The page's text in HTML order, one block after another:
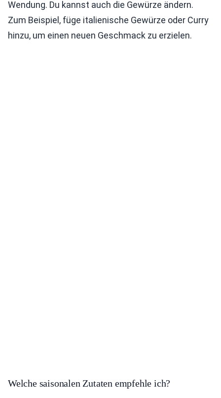
Wendung. Du kannst auch die Gewürze ändern.
Zum Beispiel, füge italienische Gewürze oder Curry
hinzu, um einen neuen Geschmack zu erzielen.
Welche saisonalen Zutaten empfehle ich?